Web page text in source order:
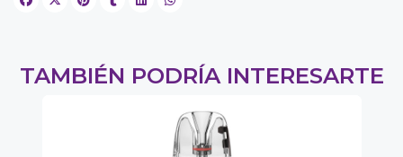
TAMBIÉN PODRÍA INTERESARTE